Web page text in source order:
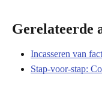
Gerelateerde
Incasseren van
Stap-voor-stap: